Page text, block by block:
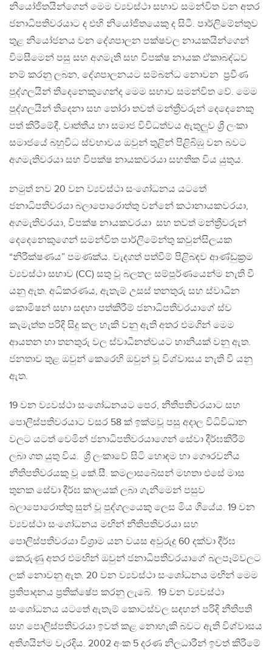
නියෝජිතයින්ගෙන් මෙම ව්‍යවස්ථා සභාව සමන්විත වන අතර
ජනාධිපතිවරයාට ද එහි නියෝජිතයෙකු ද සිටී. පාර්ලිමේන්තුව
තුළ නියෝජනය වන දේශපාලන පක්ෂවල නායකයින්ගෙන්
විමසීමෙන් පසු සහ අගමැති සහ විපක්ෂ නායක ඒකාබද්ධව
නම් කරනු ලබන, දේශපාලනයට සම්බන්ධ නොවන ප්‍රවීණ
පුද්ගලයින් තිදෙනෙකුගෙන්ද මෙම සභාව සමන්විත වේ. මෙම
පුද්ගලයින් තිදෙනා සහ තෝරා තවත් මන්ත්‍රීවරුන් දෙදෙනෙකු
පත් කිරීමේදී, වෘත්තීය හා සමාජ විවිධත්වය ඇතුලුව ශ්‍රී ලංකා
සමාජයේ බහුවිධ ස්වභාවය ඔවුන් තුළින් පිළිබිඹු වන බවට
අගමැතිවරයා සහ විපක්ෂ නායකවරයා සහතික විය යුතුය.
නමුත් නව 20 වන ව්‍යවස්ථා සංශෝධනය යටතේ
ජනාධිපතිවරයා බලාපොරොත්තු වන්නේ කථානායකවරයා,
අගමැතිවරයා, විපක්ෂ නායකවරයා සහ තවත් මන්ත්‍රීවරුන්
දෙදෙනෙකුගෙන් සමන්විත පාර්ලිමේන්තු කවුන්සිලයක
“නිරීක්ෂණය” පමණක්ය. වැදගත් පත්වීම් පිළිබඳව ආණ්ඩුක්‍රම
ව්‍යවස්ථා සභාව (CC) සතු වූ බලතල සම්පූර්ණයෙන්ම නැති වී
යනු ඇත. අධිකරණය, ඇතැම් උසස් තනතුරු සහ ස්වාධීන
කොමිෂන් සභා සඳහා පත්කිරීම් ජනාධිපතිවරයාගේ ස්ව
කැමැත්ත පරිදි සිදු කල හැකි වනු ඇති අතර එමගින් මෙම
ආයතන හා තනතුරු වල ස්වාධීනත්වයට හානියක් වනු ඇත.
ජනතාව තුළ ඔවුන් කෙරෙහි ඔවුන් වූ විශ්වාසය නැති වී යනු
ඇත.
19 වන ව්‍යවස්ථා සංශෝධනයට පෙර, නීතිපතිවරයාට සහ
පොලිස්පතිවරයාට වසර 58 ක් ඉක්මවූ පසු අදාල විධිවිධාන
වලට යටත් වෙමින් ජනාධිපතිවරයාගෙන් සේවා දීර්ඝකිරීම්
ලබා ගත යුතු විය. ශ්‍රී ලංකාවේ සිටි හොඳම හා ගෞරවනීය
නීතිපතිවරයකු වූ කේ.සී. කමලාසබේසන් මහතා එසේ මාස
තුනක සේවා දීර්ඝ කාලයක් ලබා ගැනීමෙන් පසුව
බලාපොරොත්තු සුන් වූ පුද්ගලයෙකු ලෙස මිය ගියේය. 19 වන
ව්‍යවස්ථා සංශෝධනය මඟින් නීතිපතිවරයා සහ
පොලිස්පතිවරයා විශ්‍රාම යන වයස අවුරුදු 60 දක්වා දීර්ඝ
කෙරුණු අතර එමඟින් ඔවුන් ජනාධිපතිවරයාගේ බලපෑම්වලට
ලක් නොවනු ඇත. 20 වන ව්‍යවස්ථා සංශෝධනය මඟින් මෙම
ප්‍රතිපාදනය ප්‍රතික්ෂේප කරනු ලැබේ. 19 වන ව්‍යවස්ථා
සංශෝධනය යටතේ ඇතැම් කොටස්වල සඳහන් පරිදි නීතිපති
සහ පොලිස්පතිවරයා ඉවත් කළ නොහැකි බවට ඇති විශ්වාසය
අතිශයින්ම වැරදිය. 2002 අංක 5 දරණ නිලධාරීන් ඉවත් කිරීමේ